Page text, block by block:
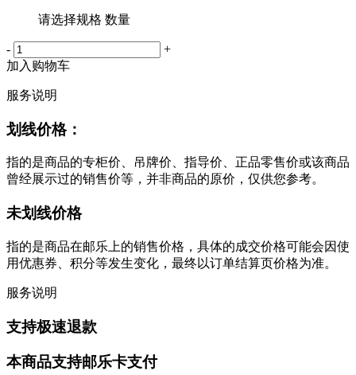
请选择规格 数量
-
+
加入购物车
服务说明
划线价格：
指的是商品的专柜价、吊牌价、指导价、正品零售价或该商品
曾经展示过的销售价等，并非商品的原价，仅供您参考。
未划线价格
指的是商品在邮乐上的销售价格，具体的成交价格可能会因使
用优惠券、积分等发生变化，最终以订单结算页价格为准。
服务说明
支持极速退款
本商品支持邮乐卡支付